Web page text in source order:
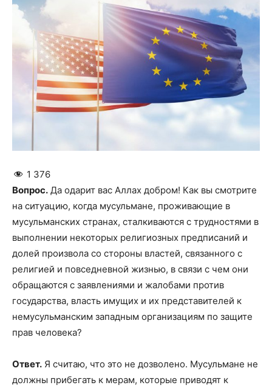
1 376
Вопрос. Да одарит вас Аллах добром! Как вы смотрите
на ситуацию, когда мусульмане, проживающие в
мусульманских странах, сталкиваются с трудностями в
выполнении некоторых религиозных предписаний и
долей произвола со стороны властей, связанного с
религией и повседневной жизнью, в связи с чем они
обращаются с заявлениями и жалобами против
государства, власть имущих и их представителей к
немусульманским западным организациям по защите
прав человека?
Ответ. Я считаю, что это не дозволено. Мусульмане не
должны прибегать к мерам, которые приводят к